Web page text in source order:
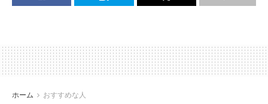
ホーム おすすめな人